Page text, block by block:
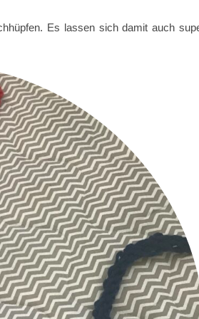
Es lassen sich damit auch